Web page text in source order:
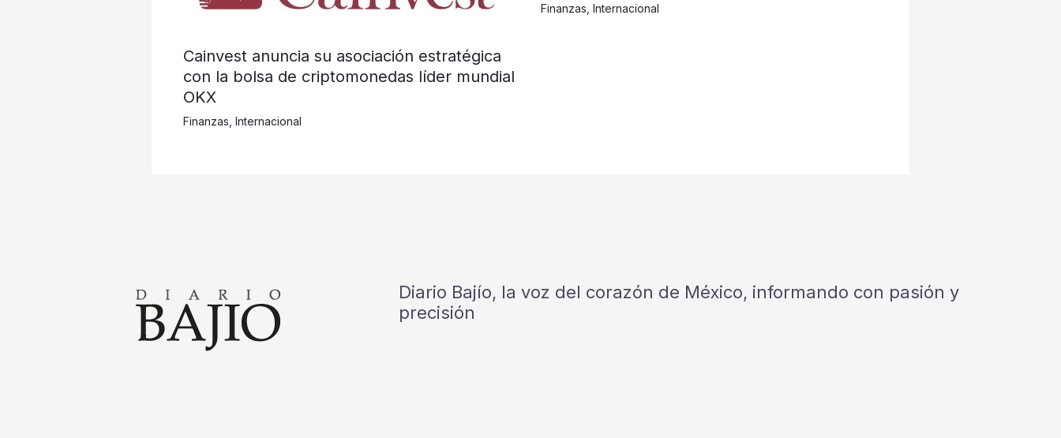
Cainvest anuncia su asociación estratégica
con la bolsa de criptomonedas líder mundial
OKX
Finanzas Internacional
Finanzas Internacional
Diario Bajío, la voz del corazón de México, informando con pasión y
precisión